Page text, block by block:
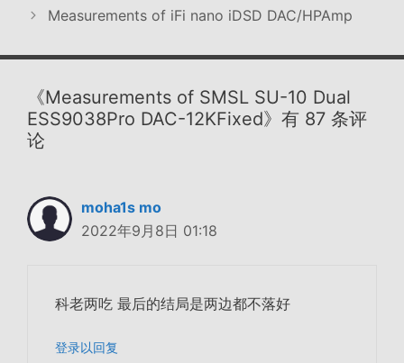
Measurements of iFi nano iDSD DAC/HPAmp
《Measurements of SMSL SU-10 Dual
ESS9038Pro DAC-12KFixed》有 87 条评
论
moha1s mo
2022年9月8日 01:18
科老两吃 最后的结局是两边都不落好
登录以回复